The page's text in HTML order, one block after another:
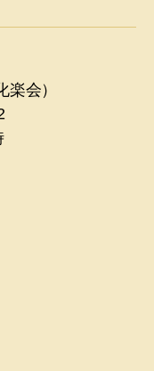
楽会）